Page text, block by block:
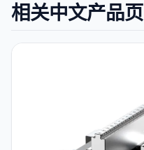
相关中文产品页